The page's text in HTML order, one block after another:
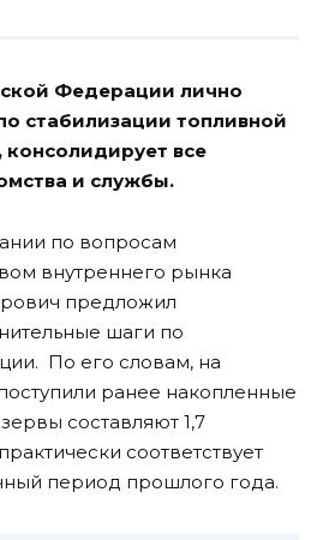
Федерации лично
стабилизации топливной
консолидирует все
и службы.
по вопросам
внутреннего рынка
предложил
шаги по
По его словам, на
ранее накопленные
составляют 1,7
соответствует
период прошлого года.